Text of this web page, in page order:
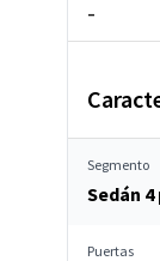
–
Segmento
Sedán
Puertas